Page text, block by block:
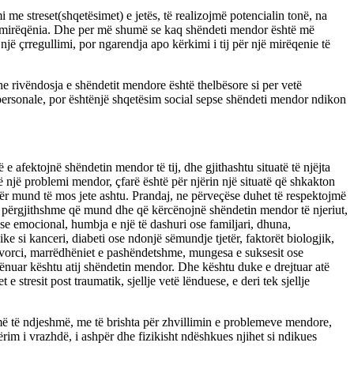
streset(shqetësimet) e jetës, të realizojmë potencialin tonë, na
Dhe per më shumë se kaq shëndeti mendor është më
çrregullimi, por ngarendja apo kërkimi i tij për një mirëqenie të
e shëndetit mendore është thelbësore si per vetë
por ështënjë shqetësim social sepse shëndeti mendor ndikon
afektojnë shëndetin mendor të tij, dhe gjithashtu situatë të njëjta
problemi mendor, çfarë është për njërin një situatë që shkakton
të mos jete ashtu. Prandaj, ne përveçëse duhet të respektojmë
që mund dhe që kërcënojnë shëndetin mendor të njeriut,
emocional, humbja e një të dashuri ose familjari, dhuna,
si kanceri, diabeti ose ndonjë sëmundje tjetër, faktorët biologjik,
marrëdhëniet e pashëndetshme, mungesa e suksesit ose
kështu atij shëndetin mendor. Dhe kështu duke e drejtuar atë
stresit post traumatik, sjellje vetë lënduese, e deri tek sjellje
të ndjeshmë, me të brishta për zhvillimin e problemeve mendore,
i vrazhdë, i ashpër dhe fizikisht ndëshkues njihet si ndikues